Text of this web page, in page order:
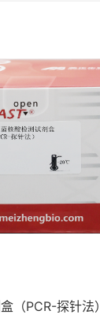
（PCR-探针法）